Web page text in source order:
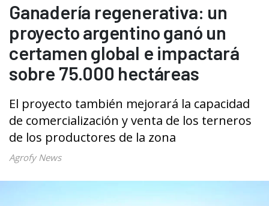
Ganadería regenerativa: un
proyecto argentino ganó un
certamen global e impactará
sobre 75.000 hectáreas
El proyecto también mejorará la capacidad
de comercialización y venta de los terneros
de los productores de la zona
Agrofy News